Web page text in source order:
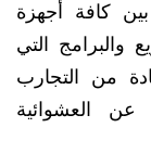
كافة أجهزة
والبرامج التي
من التجارب
عن العشوائية